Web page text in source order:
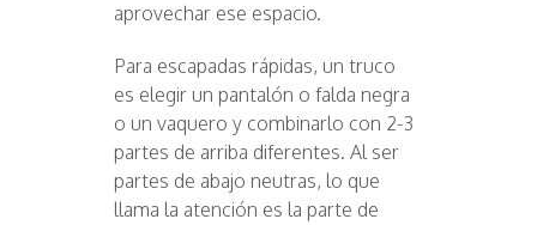
aprovechar ese espacio.
Para escapadas rápidas, un truco
es elegir un pantalón o falda negra
o un vaquero y combinarlo con 2-3
partes de arriba diferentes. Al ser
partes de abajo neutras, lo que
llama la atención es la parte de